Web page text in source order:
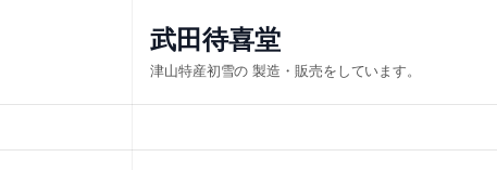
ス
キ
武田待喜堂
津山特産初雪の 製造・販売をしています。